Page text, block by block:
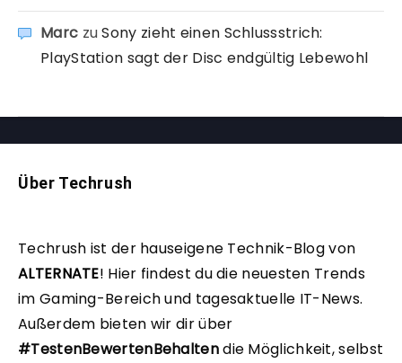
Marc zuSony zieht einen Schlussstrich:
PlayStation sagt der Disc endgültig Lebewohl
Über Techrush
Techrush ist der hauseigene Technik-Blog von
ALTERNATE! Hier findest du die neuesten Trends
im Gaming-Bereich und tagesaktuelle IT-News.
Außerdem bieten wir dir über
#TestenBewertenBehaltendie Möglichkeit, selbst